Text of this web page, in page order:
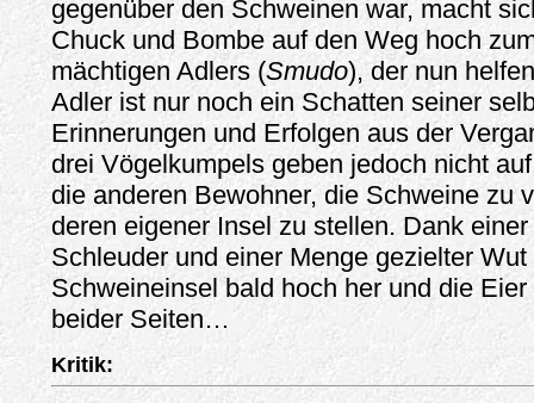
gegenüber den Schweinen war, macht
Chuck und Bombe auf den Weg hoch
mächtigen Adlers (Smudo), der nun
Adler ist nur noch ein Schatten seiner
Erinnerungen und Erfolgen aus der
drei Vögelkumpels geben jedoch nicht
die anderen Bewohner, die Schweine zu
deren eigener Insel zu stellen. Dank
Schleuder und einer Menge gezielter
Schweineinsel bald hoch her und die
beider Seiten…
Kritik: